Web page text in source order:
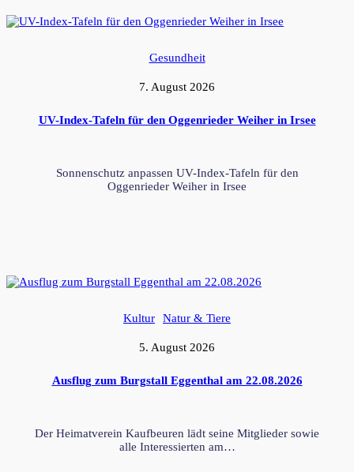
Gesundheit
7. August 2026
UV-Index-Tafeln für den Oggenrieder Weiher in Irsee
Sonnenschutz anpassen UV-Index-Tafeln für den
Oggenrieder Weiher in Irsee
Kultur Natur & Tiere
5. August 2026
Ausflug zum Burgstall Eggenthal am 22.08.2026
Der Heimatverein Kaufbeuren lädt seine Mitglieder sowie
alle Interessierten am…